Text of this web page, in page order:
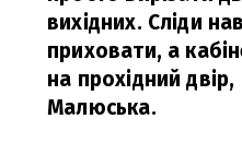
вихідних. Сліди
приховати, а
на прохідний двір,
Малюська.